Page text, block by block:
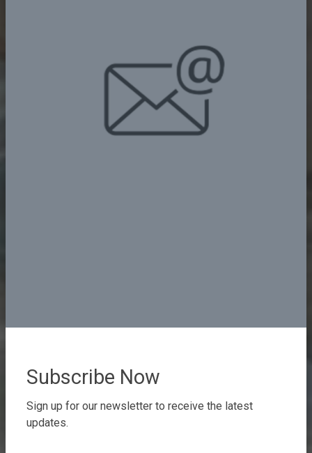
Subscribe Now
Sign up for our newsletter to receive the latest
updates.